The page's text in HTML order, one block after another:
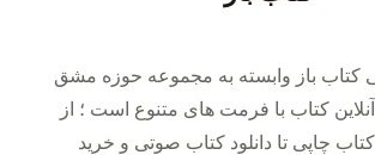
کتاب باز وابسته به مجموعه حوزه مشق
کتاب با فرمت های متنوع است ؛ از
چاپی تا دانلود کتاب صوتی و خرید